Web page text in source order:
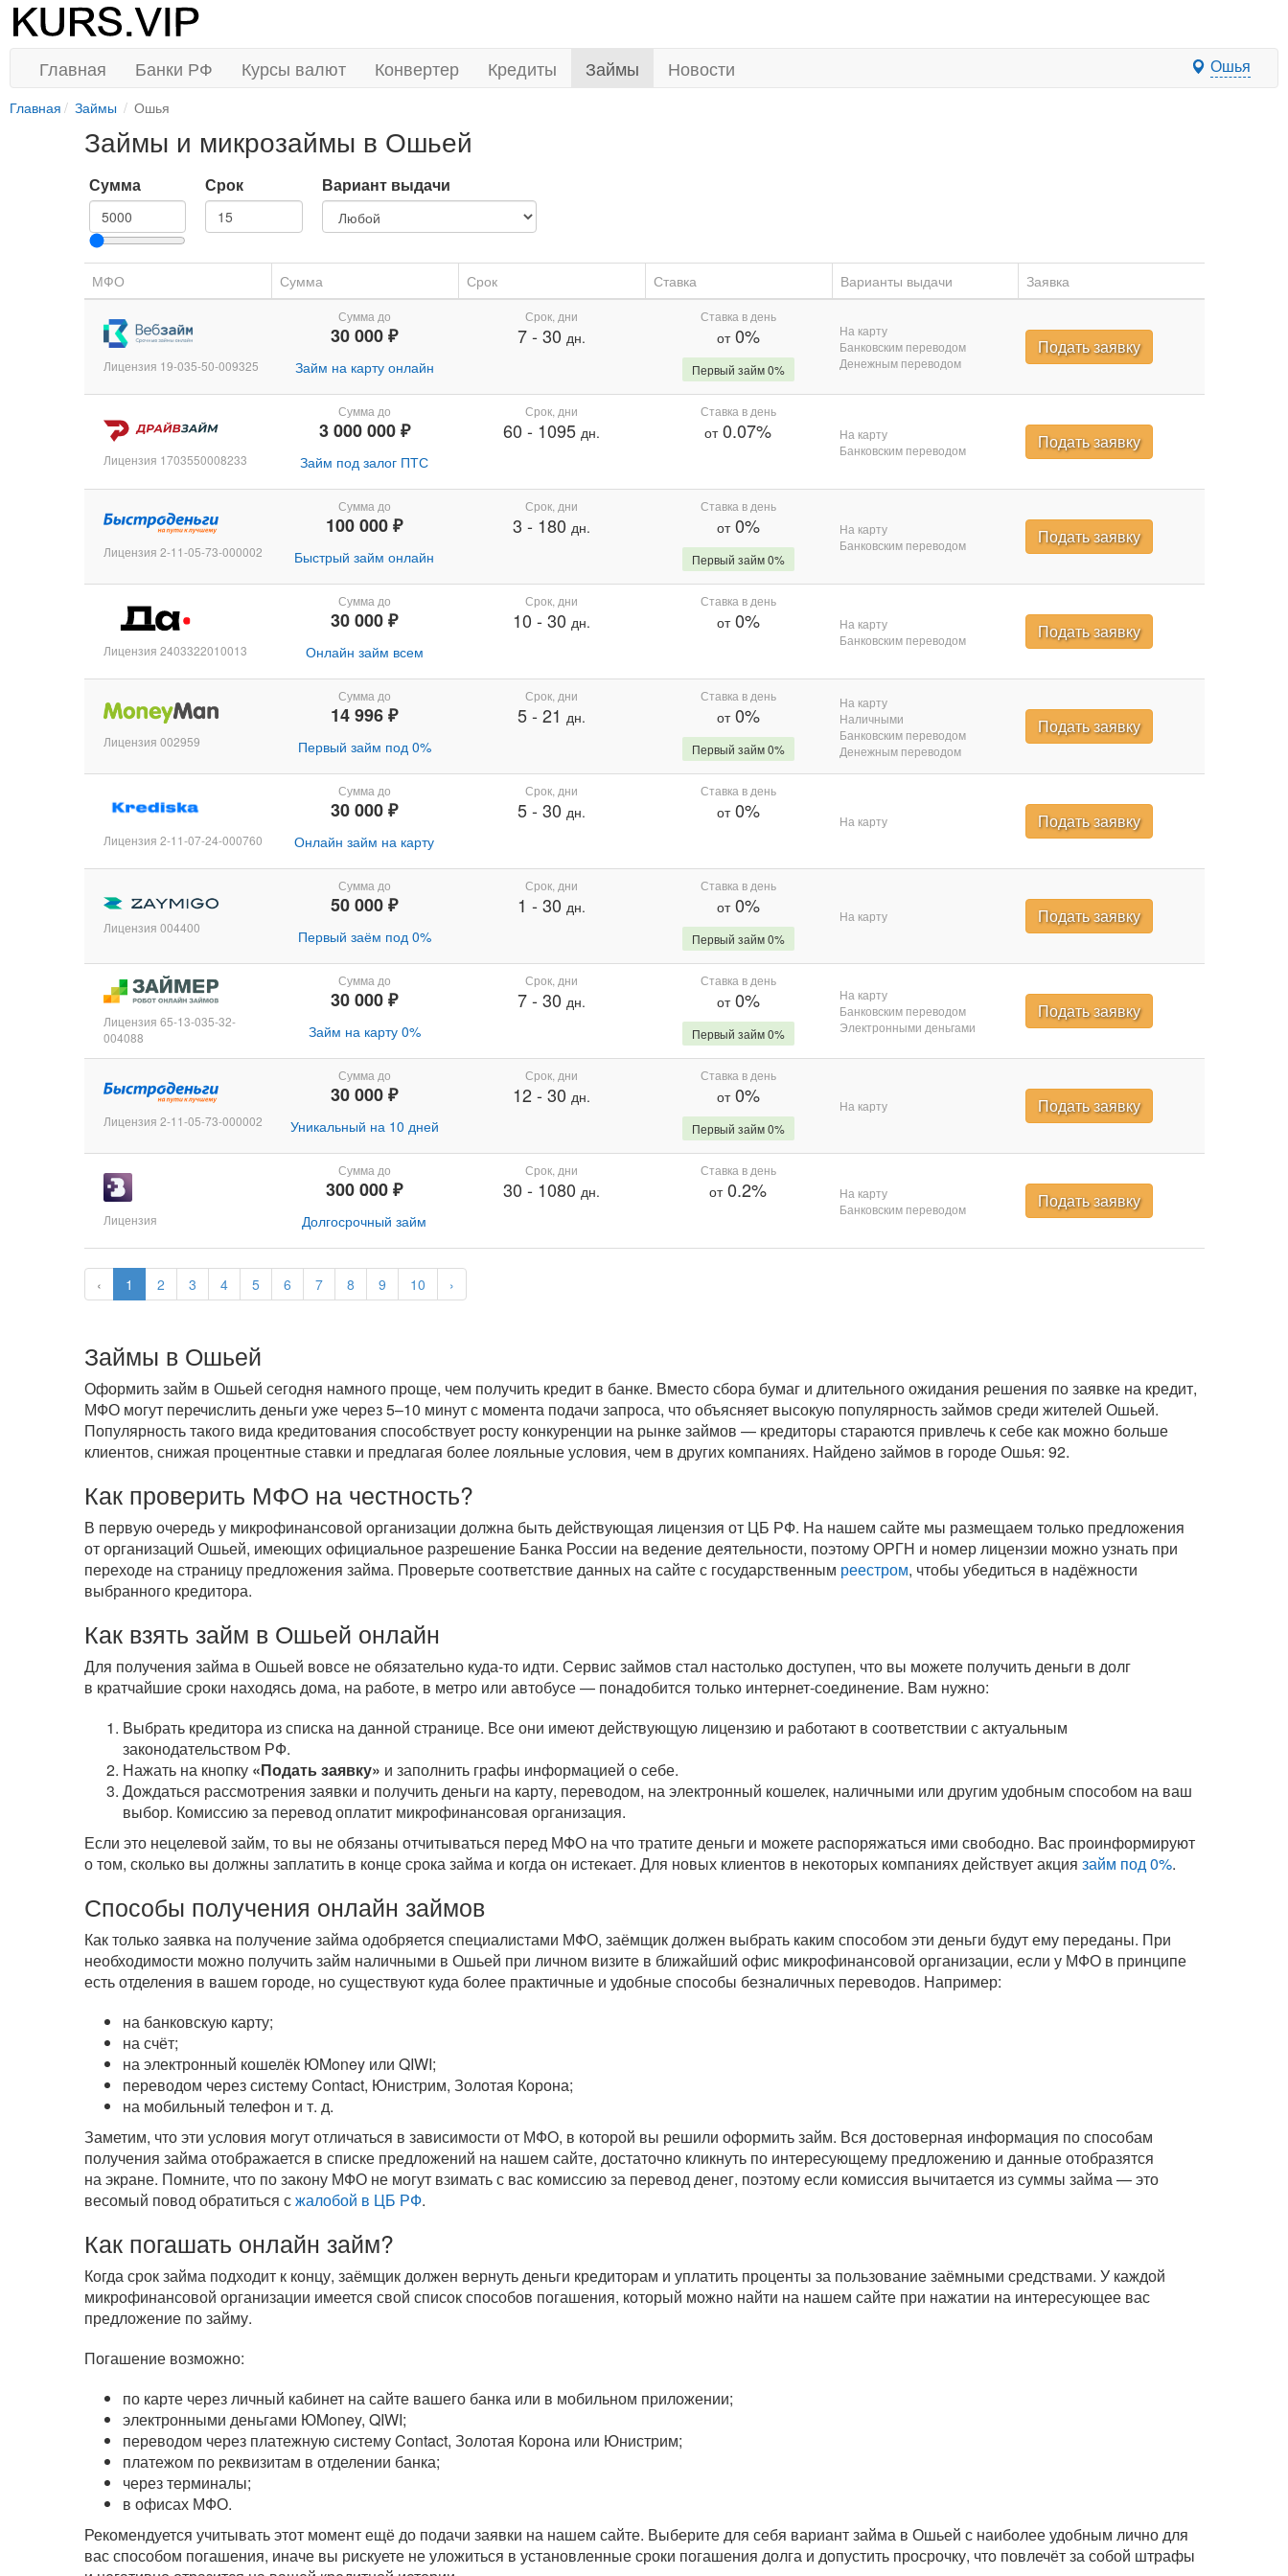
Главная Банки РФ Курсы валют Конвертер Кредиты Займы Новости Ошья
Главная Займы Ошья
Займы и микрозаймы в Ошьей
Сумма Срок Вариант выдачи
МФО Сумма Срок Ставка Варианты выдачи Заявка
‹ 1 2 3 4 5 6 7 8 9 10 ›
Лицензия 19-035-50-009325
Сумма до
30 000 ₽
Займ на карту онлайн
Срок, дни
7- 30 дн.
Ставка в день
от0%
Первый займ 0%
На карту
Банковским переводом
Денежным переводом
Подать заявку
Лицензия 1703550008233
Сумма до
3 000 000 ₽
Займ под залог ПТС
Срок, дни
60 - 1095 дн.
Ставка в день
от0.07%
На карту
Банковским переводом
Подать заявку
Лицензия 2-11-05-73-000002
Сумма до
100 000 ₽
Быстрый займ онлайн
Срок, дни
3 - 180 дн.
Ставка в день
от0%
Первый займ 0%
На карту
Банковским переводом
Подать заявку
Лицензия 2403322010013
Сумма до
30 000 ₽
Онлайн займ всем
Срок, дни
10 - 30 дн.
Ставка в день
от0%
На карту
Банковским переводом
Подать заявку
Лицензия 002959
Сумма до
14 996 ₽
Первый займ под 0%
Срок, дни
5- 21 дн.
Ставка в день
от0%
Первый займ 0%
На карту
Наличными
Банковским переводом
Денежным переводом
Подать заявку
Лицензия 2-11-07-24-000760
Сумма до
30 000 ₽
Онлайн займ на карту
Срок, дни
5- 30 дн.
Ставка в день
от0% На карту Подать заявку
Лицензия 004400
Сумма до
50 000 ₽
Первый заём под 0%
Срок, дни
1 - 30 дн.
Ставка в день
от0%
Первый займ 0%
На карту Подать заявку
Лицензия 65-13-035-32-
004088
Сумма до
30 000 ₽
Займ на карту 0%
Срок, дни
7- 30 дн.
Ставка в день
от0%
Первый займ 0%
На карту
Банковским переводом
Электронными деньгами
Подать заявку
Лицензия 2-11-05-73-000002
Сумма до
30 000 ₽
Уникальный на 10 дней
Срок, дни
12- 30 дн.
Ставка в день
от0%
Первый займ 0%
На карту Подать заявку
Лицензия
Сумма до
300 000 ₽
Долгосрочный займ
Срок, дни
30 - 1080 дн.
Ставка в день
от0.2%
На карту
Банковским переводом
Подать заявку
Займы в Ошьей
Оформить займ в Ошьей сегодня намного проще, чем получить кредит в банке. Вместо сбора бумаг и длительного ожидания решения по заявке на кредит,
МФО могут перечислить деньги уже через 5–10 минут с момента подачи запроса, что объясняет высокую популярность займов среди жителей Ошьей.
Популярность такого вида кредитования способствует росту конкуренции на рынке займов — кредиторы стараются привлечь к себе как можно больше
клиентов, снижая процентные ставки и предлагая более лояльные условия, чем в других компаниях. Найдено займов в городе Ошья: 92.
Как проверить МФО на честность?
В первую очередь у микрофинансовой организации должна быть действующая лицензия от ЦБ РФ. На нашем сайте мы размещаем только предложения
от организаций Ошьей, имеющих официальное разрешение Банка России на ведение деятельности, поэтому ОРГН и номер лицензии можно узнать при
переходе на страницу предложения займа. Проверьте соответствие данных на сайте с государственным реестром, чтобы убедиться в надёжности
выбранного кредитора.
Как взять займ в Ошьей онлайн
Для получения займа в Ошьей вовсе не обязательно куда-тоидти. Сервис займов стал настолько доступен, что вы можете получить деньги в долг
в кратчайшие сроки находясь дома, на работе, в метро или автобусе — понадобится только интернет-соединение. Вам нужно:
Выбрать кредитора из списка на данной странице. Все они имеют действующую лицензию и работают в соответствии с актуальным
законодательством РФ.
Нажать на кнопку «Подать заявку» и заполнить графы информацией о себе.
Дождаться рассмотрения заявки и получить деньги на карту, переводом, на электронный кошелек, наличными или другим удобным способом на ваш
выбор. Комиссию за перевод оплатит микрофинансовая организация.
Если это нецелевой займ, то вы не обязаны отчитываться перед МФО на что тратите деньги и можете распоряжаться ими свободно. Вас проинформируют
о том, сколько вы должны заплатить в конце срока займа и когда он истекает. Для новых клиентов в некоторых компаниях действует акция займ под 0%.
Способы получения онлайн займов
Как только заявка на получение займа одобряется специалистами МФО, заёмщик должен выбрать каким способом эти деньги будут ему переданы. При
необходимости можно получить займ наличными в Ошьей при личном визите в ближайший офис микрофинансовой организации, если у МФО в принципе
есть отделения в вашем городе, но существуют куда более практичные и удобные способы безналичных переводов. Например:
на банковскую карту;
на счёт;
на электронный кошелёк ЮMoney или QIWI;
переводом через систему Contact, Юнистрим, Золотая Корона;
на мобильный телефон и т. д.
Заметим, что эти условия могут отличаться в зависимости от МФО, в которой вы решили оформить займ. Вся достоверная информация по способам
получения займа отображается в списке предложений на нашем сайте, достаточно кликнуть по интересующему предложению и данные отобразятся
на экране. Помните, что по закону МФО не могут взимать с вас комиссию за перевод денег, поэтому если комиссия вычитается из суммы займа — это
весомый повод обратиться сжалобой в ЦБ РФ.
Как погашать онлайн займ?
Когда срок займа подходит к концу, заёмщик должен вернуть деньги кредиторам и уплатить проценты за пользование заёмными средствами. У каждой
микрофинансовой организации имеется свой список способов погашения, который можно найти на нашем сайте при нажатии на интересующее вас
предложение по займу.
Погашение возможно:
по карте через личный кабинет на сайте вашего банка или в мобильном приложении;
электронными деньгами ЮMoney, QIWI;
переводом через платежную систему Contact, Золотая Корона или Юнистрим;
платежом по реквизитам в отделении банка;
через терминалы;
в офисах МФО.
Рекомендуется учитывать этот момент ещё до подачи заявки на нашем сайте. Выберите для себя вариант займа в Ошьей с наиболее удобным лично для
вас способом погашения, иначе вы рискуете не уложиться в установленные сроки погашения долга и допустить просрочку, что повлечёт за собой штрафы